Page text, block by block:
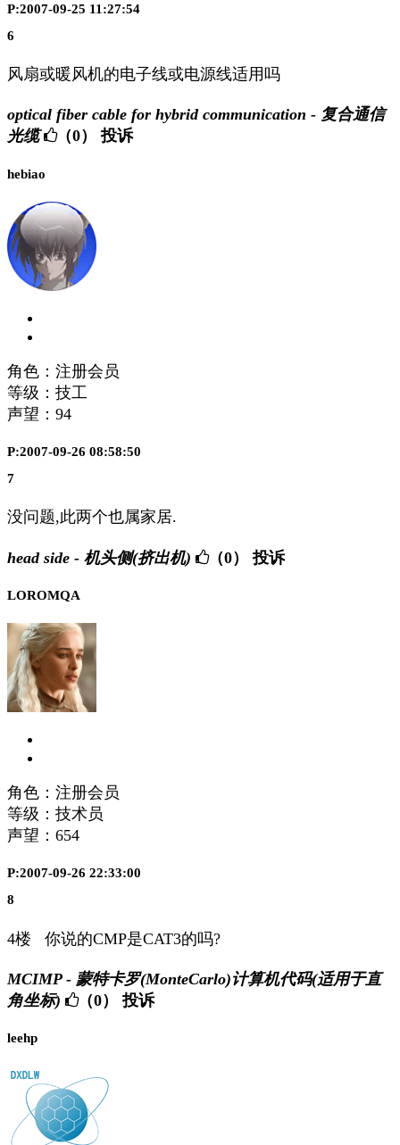
P:2007-09-25 11:27:54
6
风扇或暖风机的电子线或电源线适用吗
optical fiber cable for hybrid communication - 复合通信
光缆
（0） 投诉
hebiao
角色：注册会员
等级：技工
声望： 94
P:2007-09-26 08:58:50
7
没问题,此两个也属家居.
head side - 机头侧(挤出机) （0） 投诉
LOROMQA
角色：注册会员
等级：技术员
声望： 654
P:2007-09-26 22:33:00
8
4楼 你说的CMP是CAT3的吗?
MCIMP - 蒙特卡罗(MonteCarlo)计算机代码(适用于直
角坐标)
（0） 投诉
leehp